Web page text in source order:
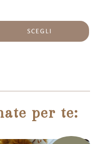
SCEGLI
per te: